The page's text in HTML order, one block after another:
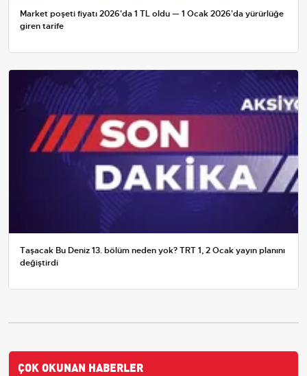
Market poşeti fiyatı 2026'da 1 TL oldu — 1 Ocak 2026'da yürürlüğe
giren tarife
Taşacak Bu Deniz 13. bölüm neden yok? TRT 1, 2 Ocak yayın planını
değiştirdi
ÇOK OKUNAN HABERLER